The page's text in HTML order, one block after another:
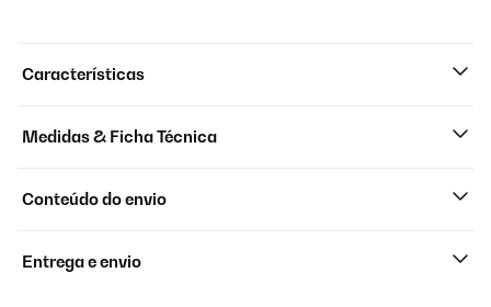
Características
Medidas & Ficha Técnica
Conteúdo do envio
Entrega e envio